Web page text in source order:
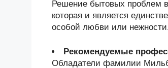
Решение бытовых проблем
которая и является
особой любви или
Рекомендуемые
Обладатели фамилии